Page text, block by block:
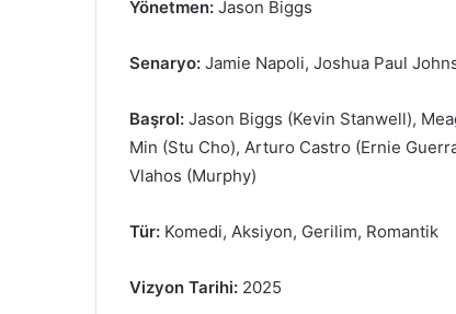
Yönetmen: Jason Biggs
Senaryo: Jamie Napoli, Joshua Paul
Başrol: Jason Biggs (Kevin Stanwell),
Min (Stu Cho), Arturo Castro (Ernie
Vlahos (Murphy)
Tür: Komedi, Aksiyon, Gerilim, Romantik
Vizyon Tarihi: 2025